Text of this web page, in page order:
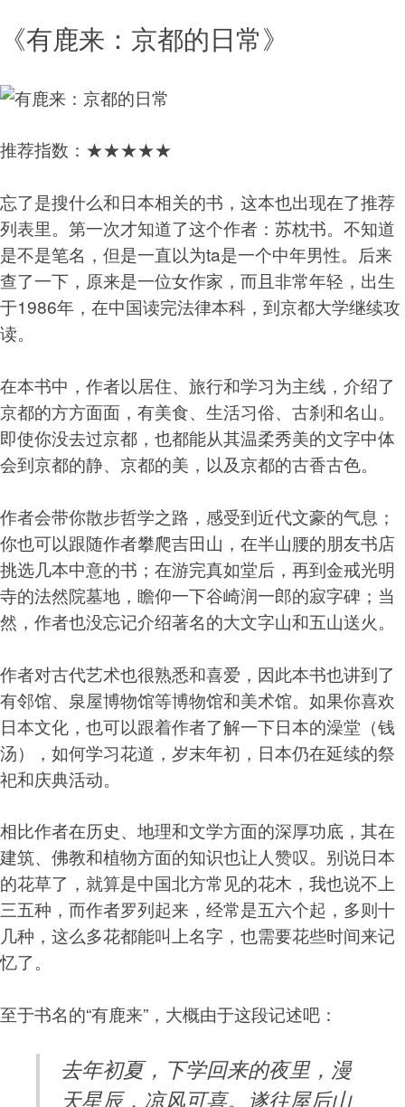
《有鹿来：京都的日常》
推荐指数：★★★★★
忘了是搜什么和日本相关的书，这本也出现在了推荐
列表里。第一次才知道了这个作者：苏枕书。不知道
是不是笔名，但是一直以为ta是一个中年男性。后来
查了一下，原来是一位女作家，而且非常年轻，出生
于1986年，在中国读完法律本科，到京都大学继续攻
读。
在本书中，作者以居住、旅行和学习为主线，介绍了
京都的方方面面，有美食、生活习俗、古刹和名山。
即使你没去过京都，也都能从其温柔秀美的文字中体
会到京都的静、京都的美，以及京都的古香古色。
作者会带你散步哲学之路，感受到近代文豪的气息；
你也可以跟随作者攀爬吉田山，在半山腰的朋友书店
挑选几本中意的书；在游完真如堂后，再到金戒光明
寺的法然院墓地，瞻仰一下谷崎润一郎的寂字碑；当
然，作者也没忘记介绍著名的大文字山和五山送火。
作者对古代艺术也很熟悉和喜爱，因此本书也讲到了
有邻馆、泉屋博物馆等博物馆和美术馆。如果你喜欢
日本文化，也可以跟着作者了解一下日本的澡堂（钱
汤），如何学习花道，岁末年初，日本仍在延续的祭
祀和庆典活动。
相比作者在历史、地理和文学方面的深厚功底，其在
建筑、佛教和植物方面的知识也让人赞叹。别说日本
的花草了，就算是中国北方常见的花木，我也说不上
三五种，而作者罗列起来，经常是五六个起，多则十
几种，这么多花都能叫上名字，也需要花些时间来记
忆了。
至于书名的“有鹿来”，大概由于这段记述吧：
去年初夏，下学回来的夜里，漫
天星辰，凉风可喜。遂往屋后山